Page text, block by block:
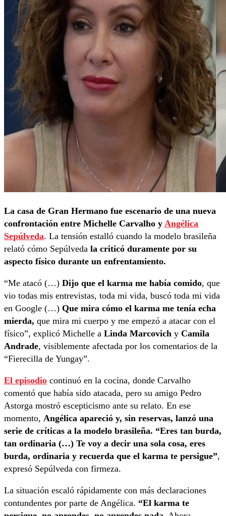
La casa de Gran Hermano fue escenario de una nueva
confrontación entre Michelle Carvalho y Angélica
Sepúlveda. La tensión estalló cuando la modelo brasileña
relató cómo Sepúlveda la criticó duramente por su
aspecto físico durante un enfrentamiento.
“Me atacó (…) Dijo que el karma me había comido, que
vio todas mis entrevistas, toda mi vida, buscó toda mi vida
en Google (…) Que mira cómo el karma me tenía echa
mierda, que mira mi cuerpo y me empezó a atacar con el
físico”, explicó Michelle a Linda Marcovich y Camila
Andrade, visiblemente afectada por los comentarios de la
“Fierecilla de Yungay”.
El episodio continuó en la cocina, donde Carvalho
comentó que había sido atacada, pero su amigo Pedro
Astorga mostró escepticismo ante su relato. En ese
momento, Angélica apareció y, sin reservas, lanzó una
serie de críticas a la modelo brasileña. “Eres tan burda,
tan ordinaria (…) Te voy a decir una sola cosa, eres
burda, ordinaria y recuerda que el karma te persigue”,
expresó Sepúlveda con firmeza.
La situación escaló rápidamente con más declaraciones
contundentes por parte de Angélica. “El karma te